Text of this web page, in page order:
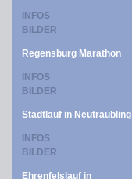
INFOS
BILDER
Regensburg Marathon
INFOS
BILDER
Stadtlauf in Neutraubling
INFOS
BILDER
Ehrenfelslauf in